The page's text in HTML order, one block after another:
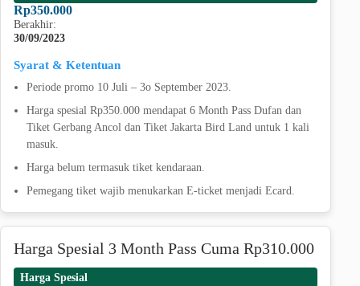
Rp350.000
Berakhir:
30/09/2023
Syarat & Ketentuan
Periode promo 10 Juli – 3o September 2023.
Harga spesial Rp350.000 mendapat 6 Month Pass Dufan dan
Tiket Gerbang Ancol dan Tiket Jakarta Bird Land untuk 1 kali
masuk.
Harga belum termasuk tiket kendaraan.
Pemegang tiket wajib menukarkan E-ticket menjadi Ecard.
Harga Spesial 3 Month Pass Cuma Rp310.000
Harga Spesial